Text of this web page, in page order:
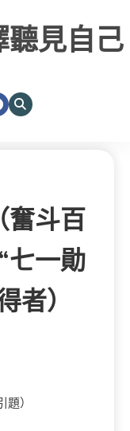
見自己
奮斗百
七一勛
者）
）